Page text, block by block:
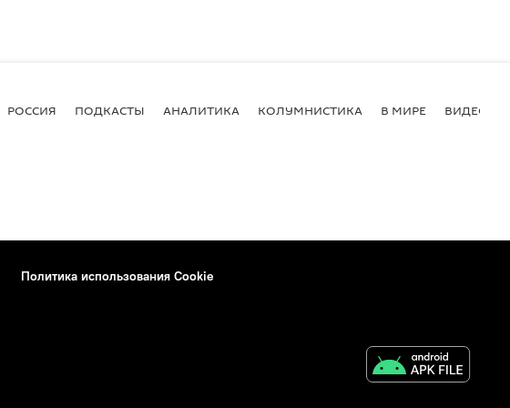
РОССИЯ ПОДКАСТЫ АНАЛИТИКА КОЛУМНИСТИКА В МИРЕ ВИДЕО
Политика использования Cookie